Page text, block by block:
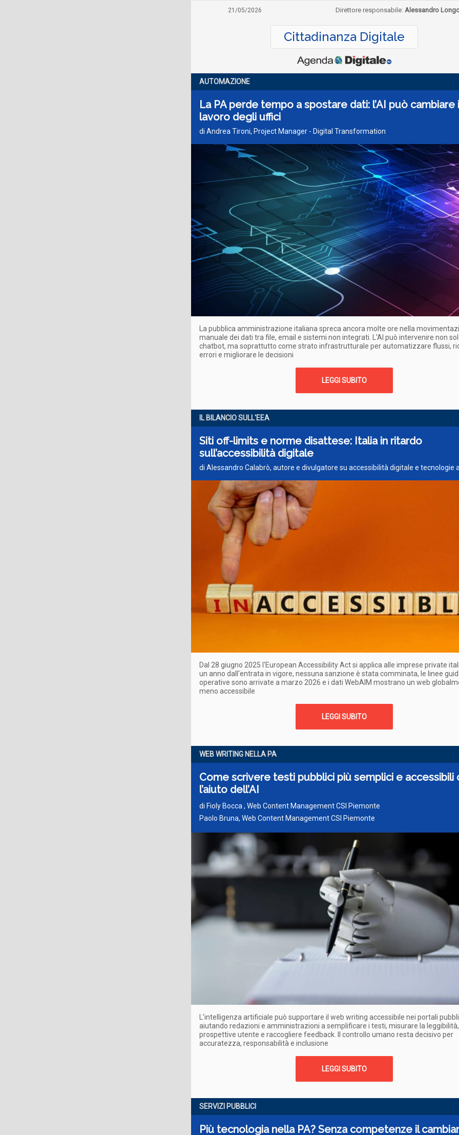
21/05/2026 Direttore responsabile: Alessandro
Cittadinanza Digitale
AUTOMAZIONE
La PA perde tempo a spostare dati: l’AI può cambiare
lavoro degli uffici
di Andrea Tironi, Project Manager - Digital Transformation
La pubblica amministrazione italiana spreca ancora molte ore nella
manuale dei dati tra file, email e sistemi non integrati. L’AI può intervenire non
chatbot, ma soprattutto come strato infrastrutturale per automatizzare flussi,
errori e migliorare le decisioni
LEGGI SUBITO
IL BILANCIO SULL'EEA
Siti off-limits e norme disattese: Italia in ritardo
sull’accessibilità digitale
di Alessandro Calabrò, autore e divulgatore su accessibilità digitale e tecnologie
Dal 28 giugno 2025 l'European Accessibility Act si applica alle imprese private
un anno dall'entrata in vigore, nessuna sanzione è stata comminata, le linee
operative sono arrivate a marzo 2026 e i dati WebAIM mostrano un web
meno accessibile
LEGGI SUBITO
WEB WRITING NELLA PA
Come scrivere testi pubblici più semplici e accessibili
l’aiuto dell’AI
di Fioly Bocca , Web Content Management CSI Piemonte
Paolo Bruna, Web Content Management CSI Piemonte
L’intelligenza artificiale può supportare il web writing accessibile nei portali
aiutando redazioni e amministrazioni a semplificare i testi, misurare la
prospettive utente e raccogliere feedback. Il controllo umano resta decisivo per
accuratezza, responsabilità e inclusione
LEGGI SUBITO
SERVIZI PUBBLICI
Più tecnologia nella PA? Senza competenze il